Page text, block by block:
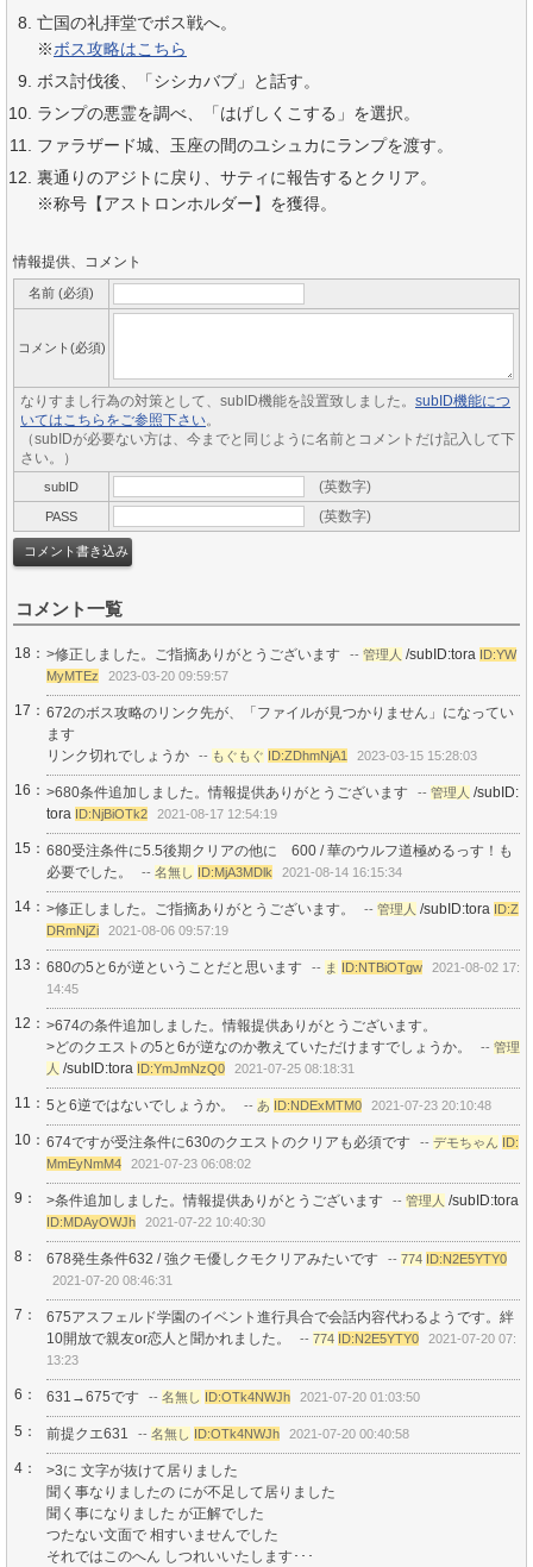
亡国の礼拝堂でボス戦へ。
※ボス攻略はこちら
ボス討伐後、「シシカバブ」と話す。
ランプの悪霊を調べ、「はげしくこする」を選択。
ファラザード城、玉座の間のユシュカにランプを渡す。
裏通りのアジトに戻り、サティに報告するとクリア。
※称号【アストロンホルダー】を獲得。
情報提供、コメント
名前 (必須)
コメント(必須)
なりすまし行為の対策として、subID機能を設置致しました。 subID機能につ
いてはこちらをご参照下さい。
（subIDが必要ない方は、今までと同じように名前とコメントだけ記入して下
さい。）
subID (英数字)
PASS (英数字)
コメント一覧
18： >修正しました。ご指摘ありがとうございます -- 管理人 /subID:tora
ID:YW
MyMTEz
2023-03-20 09:59:57
17： 672のボス攻略のリンク先が、「ファイルが見つかりません」になってい
ます
リンク切れでしょうか
-- もぐもぐ ID:ZDhmNjA1 2023-03-15 15:28:03
16： >680条件追加しました。情報提供ありがとうございます -- 管理人 /subID:
tora
ID:NjBiOTk2 2021-08-17 12:54:19
15： 680受注条件に5.5後期クリアの他に 600 / 華のウルフ道極めるっす！も
必要でした。
-- 名無し ID:MjA3MDlk 2021-08-14 16:15:34
14： >修正しました。ご指摘ありがとうございます。 -- 管理人 /subID:tora
ID:Z
DRmNjZi
2021-08-06 09:57:19
13： 680の5と6が逆ということだと思います -- ま ID:NTBiOTgw
2021-08-02 17:
14:45
12： >674の条件追加しました。情報提供ありがとうございます。
>どのクエストの5と6が逆なのか教えていただけますでしょうか。
-- 管理
人 /subID:tora ID:YmJmNzQ0 2021-07-25 08:18:31
11： 5と6逆ではないでしょうか。 -- あ ID:NDExMTM0 2021-07-23 20:10:48
10： 674ですが受注条件に630のクエストのクリアも必須です -- デモちゃん
ID:
MmEyNmM4
2021-07-23 06:08:02
9： >条件追加しました。情報提供ありがとうございます -- 管理人 /subID:tora
ID:MDAyOWJh 2021-07-22 10:40:30
8： 678発生条件632 / 強クモ優しクモクリアみたいです -- 774
ID:N2E5YTY0
2021-07-20 08:46:31
7：
675アスフェルド学園のイベント進行具合で会話内容代わるようです。絆
10開放で親友or恋人と聞かれました。
-- 774 ID:N2E5YTY0
2021-07-20 07:
13:23
6： 631→675です -- 名無し ID:OTk4NWJh 2021-07-20 01:03:50
5： 前提クエ631 -- 名無し ID:OTk4NWJh 2021-07-20 00:40:58
4：
>3に 文字が抜けて居りました
聞く事なりましたの にが不足して居りました
聞く事になりました が正解でした
つたない文面で 相すいませんでした
それではこのへん しつれいいたします･･･